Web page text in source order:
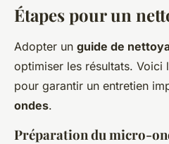
Étapes pour un
Adopter un guide de
optimiser les résultats. Voici
pour garantir un entretien
ondes.
Préparation du micro-